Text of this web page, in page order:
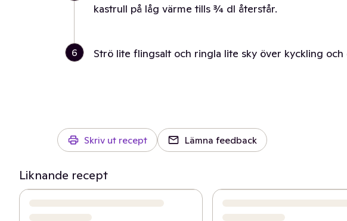
kastrull på låg värme tills ¾ dl återstår.
6 Strö lite flingsalt och ringla lite sky över kyckling
Skriv ut recept Lämna feedback
Liknande recept